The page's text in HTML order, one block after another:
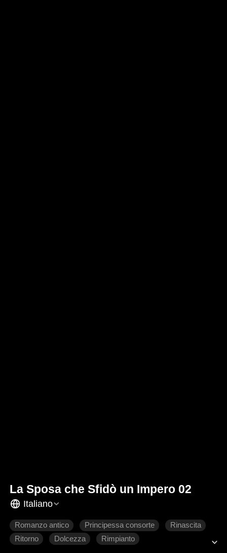
La Sposa che Sfidò un Impero 02
Italiano
Romanzo antico Principessa consorte
Rinascita
Ritorno
Dolcezza
Rimpianto